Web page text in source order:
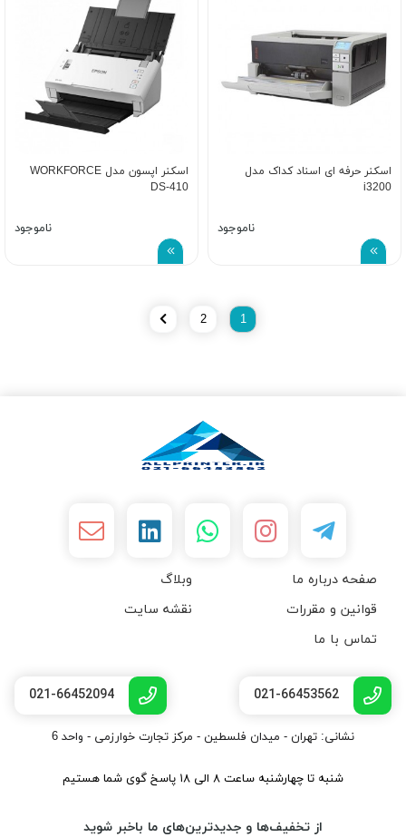
اسکنر حرفه ای اسناد کداک مدل
i3200
ناموجود
اسکنر اپسون مدل WORKFORCE
DS-410
ناموجود
1
2
صفحه درباره ما
وبلاگ
قوانین و مقررات
نقشه سایت
تماس با ما
021-66453562
021-66452094
نشانی: تهران - میدان فلسطین - مرکز تجارت خوارزمی - واحد 6
شنبه تا چهارشنبه ساعت ۸ الی ۱۸ پاسخ گوی شما هستیم
از تخفیف‌ها و جدیدترین‌های ما باخبر شوید